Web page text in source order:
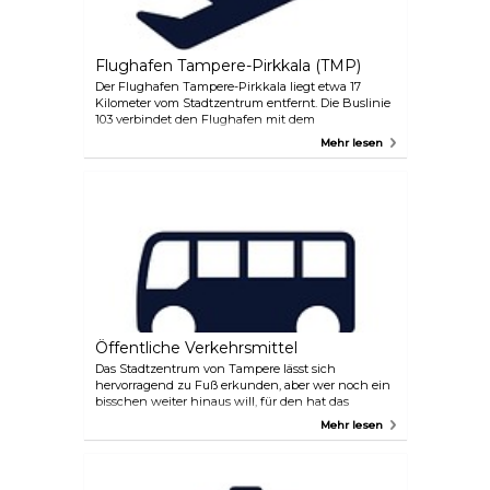
können ohne Reisepass reisen, müssen aber
während ihres Aufenthalts einen gültigen Ausweis
bei sich haben.
Flughafen Tampere-Pirkkala (TMP)
Der Flughafen Tampere-Pirkkala liegt etwa 17
Kilometer vom Stadtzentrum entfernt. Die Buslinie
103 verbindet den Flughafen mit dem
Stadtzentrum von Tampere und ist leicht zu
nur mit Reservierung arbeiten. Informieren Sie sich
vor Ihrer Reise auf den Websites der Autovermieter
über deren Öffnungszeiten und andere wichtige
Informationen.
Mehr lesen
Öffentliche Verkehrsmittel
Das Stadtzentrum von Tampere lässt sich
hervorragend zu Fuß erkunden, aber wer noch ein
bisschen weiter hinaus will, für den hat das
Verkehrsunternehmen Tampere Regional
können Sie die Stadt einfach und zuverlässig
Mehr lesen